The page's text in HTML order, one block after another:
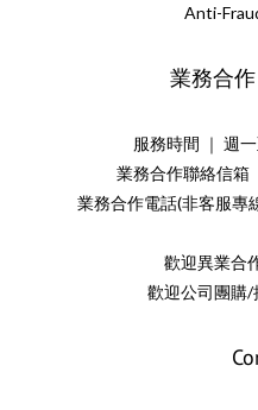
Anti-
業務合
服務時間 ｜ 週
業務合作聯絡信箱
業務合作電話(非客服專
歡迎異業合
歡迎公司團購/